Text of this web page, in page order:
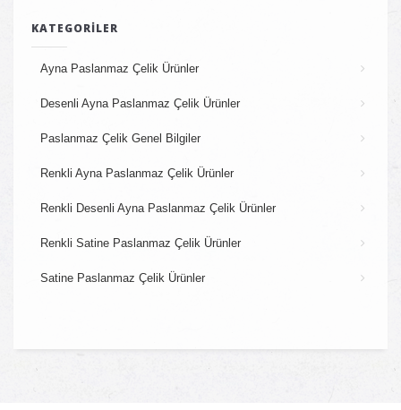
KATEGORILER
Ayna Paslanmaz Çelik Ürünler
Desenli Ayna Paslanmaz Çelik Ürünler
Paslanmaz Çelik Genel Bilgiler
Renkli Ayna Paslanmaz Çelik Ürünler
Renkli Desenli Ayna Paslanmaz Çelik Ürünler
Renkli Satine Paslanmaz Çelik Ürünler
Satine Paslanmaz Çelik Ürünler